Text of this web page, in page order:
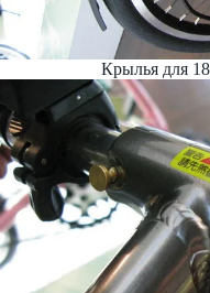
Крылья для